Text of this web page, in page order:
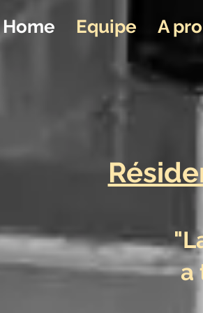
Home Equipe A
a